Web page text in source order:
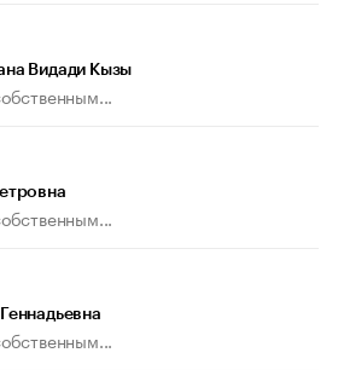
Видади Кызы